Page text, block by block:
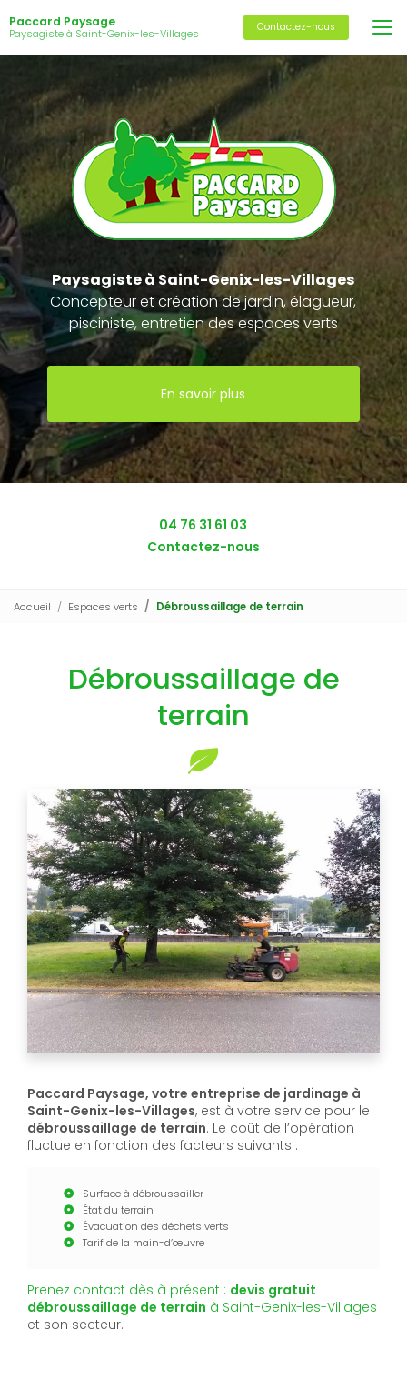
au
contenu
principal
Paccard Paysage
Paysagiste à Saint-Genix-les-Villages Contactez-nous
Paysagisteà Saint-Genix-les-Villages
Concepteur et création de jardin, élagueur,
pisciniste, entretien des espaces verts
En savoir plus
04 76 31 61 03
Contactez-nous
Accueil Espaces verts Débroussaillage de terrain
Débroussaillage de
terrain
Paccard Paysage, votre entreprise de jardinage à
Saint-Genix-les-Villages, est à votre service pour le
débroussaillage de terrain. Le coût de l’opération
fluctue en fonction des facteurs suivants :
Surface à débroussailler
État du terrain
Évacuation des déchets verts
Tarif de la main-d’œuvre
Prenez contact dès à présent : devis gratuit
débroussaillage de terrain à Saint-Genix-les-Villages
et son secteur.